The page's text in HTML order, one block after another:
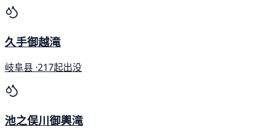
久手御越滝
岐阜县 ·217起出没
池之俣川御輿滝